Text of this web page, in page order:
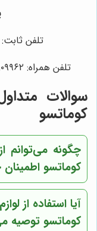
تلفن ثابت: ۰۲۱۵۵۴۵۹۲۵۲ - ۰۲۱۵۵۴۵۹۲۴۱
تلفن همراه: ۰۹۱۲۵۹۰۹۹۶۲ - ۰۹۱۲۵۱۲۱۵۴۰‌‌‌ - ۰۹۱۲۶۹۳۱۶۶۷
سوالات
کوماتسو
چگونه می‌توانم
کوماتسو
آیا استفاده از
کوماتسو توصیه